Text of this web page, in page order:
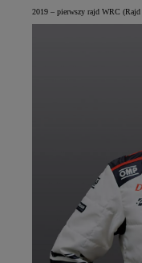
2019 – pierwszy rajd WRC